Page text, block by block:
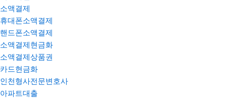
소액결제
휴대폰소액결제
핸드폰소액결제
소액결제현금화
소액결제상품권
카드현금화
인천형사전문변호사
아파트대출